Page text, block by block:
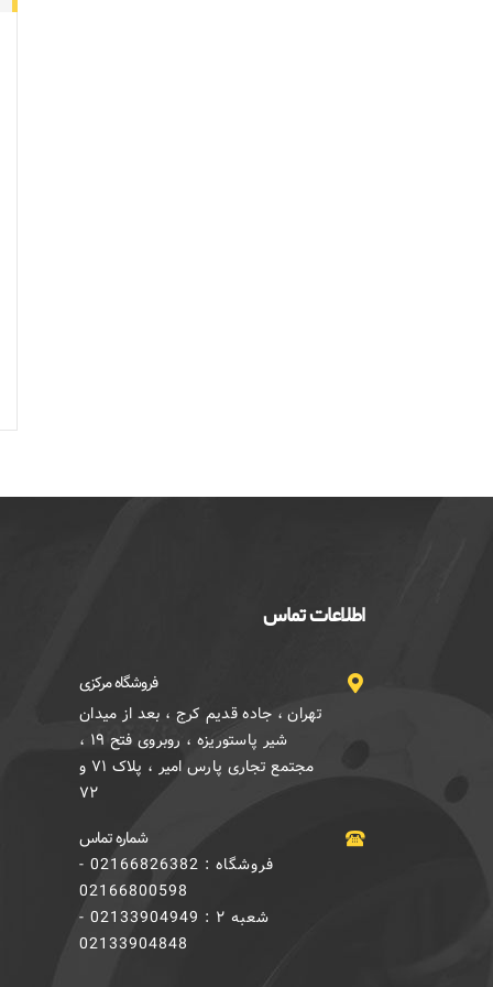
اطلاعات تماس
فروشگاه مرکزی
تهران ، جاده قدیم کرج ، بعد از میدان
شیر پاستوریزه ، روبروی فتح ۱۹ ،
مجتمع تجاری پارس امیر ، پلاک ۷۱ و
۷۲
شماره تماس
فروشگاه : 02166826382 -
02166800598
شعبه ۲ : 02133904949 -
02133904848